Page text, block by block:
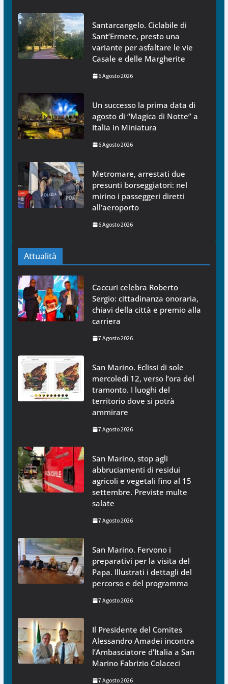
Santarcangelo. Ciclabile di
Sant’Ermete, presto una
variante per asfaltare le vie
Casale e delle Margherite
6 Agosto 2026
Un successo la prima data di
agosto di “Magica di Notte” a
Italia in Miniatura
6 Agosto 2026
Metromare, arrestati due
presunti borseggiatori: nel
mirino i passeggeri diretti
all’aeroporto
6 Agosto 2026
Attualità
Caccuri celebra Roberto
Sergio: cittadinanza onoraria,
chiavi della città e premio alla
carriera
7 Agosto 2026
San Marino. Eclissi di sole
mercoledì 12, verso l’ora del
tramonto. I luoghi del
territorio dove si potrà
ammirare
7 Agosto 2026
San Marino, stop agli
abbruciamenti di residui
agricoli e vegetali fino al 15
settembre. Previste multe
salate
7 Agosto 2026
San Marino. Fervono i
preparativi per la visita del
Papa. Illustrati i dettagli del
percorso e del programma
7 Agosto 2026
Il Presidente del Comites
Alessandro Amadei incontra
l’Ambasciatore d’Italia a San
Marino Fabrizio Colaceci
7 Agosto 2026